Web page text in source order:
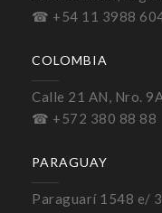
☎ +54 11 3988
COLOMBIA
Calle 21 AN, Nro.
☎ +572 380 88 88
PARAGUAY
Paraguarí 1548 e/